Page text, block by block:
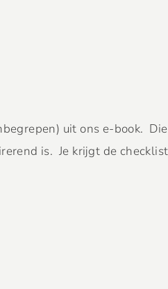
uit ons e-book.
is. Je krijgt de